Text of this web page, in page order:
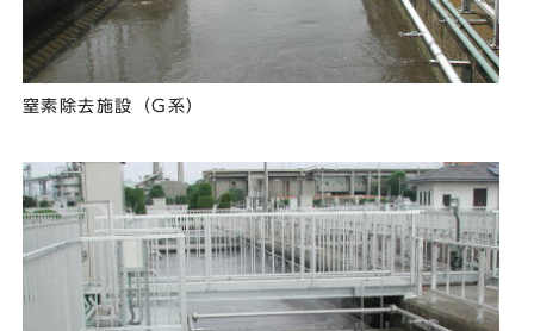
窒素除去施設（G系）